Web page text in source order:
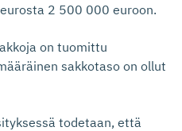
2 500 000 euroon.
on tuomittu
sakkotaso on ollut
todetaan, että